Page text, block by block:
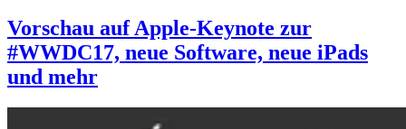
Vorschau auf Apple-Keynote zur
#WWDC17, neue Software, neue iPads
und mehr